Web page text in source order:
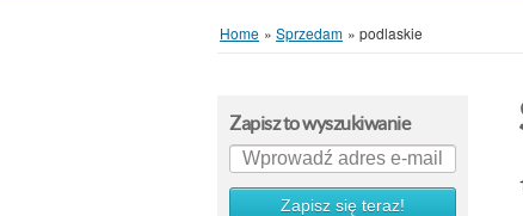
Home » Sprzedam » podlaskie
Zapisz to wyszukiwanie
Zapisz się teraz!